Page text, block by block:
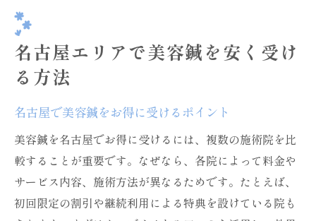
名古屋エリアで美容鍼を安く受け
る方法
名古屋で美容鍼をお得に受けるポイント
美容鍼を名古屋でお得に受けるには、複数の施術院を比
較することが重要です。なぜなら、各院によって料金や
サービス内容、施術方法が異なるためです。たとえば、
初回限定の割引や継続利用による特典を設けている院も